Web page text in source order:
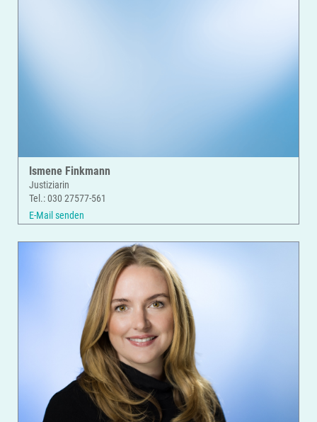
Ismene Finkmann
Justiziarin
Tel.: 030 27577-561
E-Mail senden